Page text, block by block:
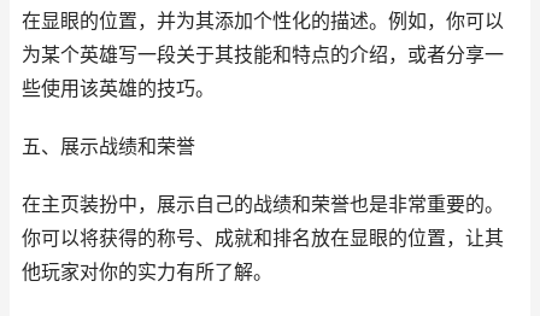
在显眼的位置，并为其添加个性化的描述。例如，你可以
为某个英雄写一段关于其技能和特点的介绍，或者分享一
些使用该英雄的技巧。
五、展示战绩和荣誉
在主页装扮中，展示自己的战绩和荣誉也是非常重要的。
你可以将获得的称号、成就和排名放在显眼的位置，让其
他玩家对你的实力有所了解。